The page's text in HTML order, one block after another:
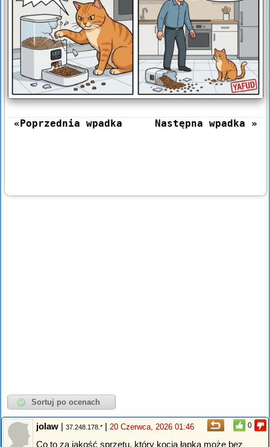
«Poprzednia wpadka Następna wpadka »
0
jolaw | 37.248.178.* | 20 Czerwca, 2026 01:46
Co to za jakość sprzętu, który kocia łapka może bez